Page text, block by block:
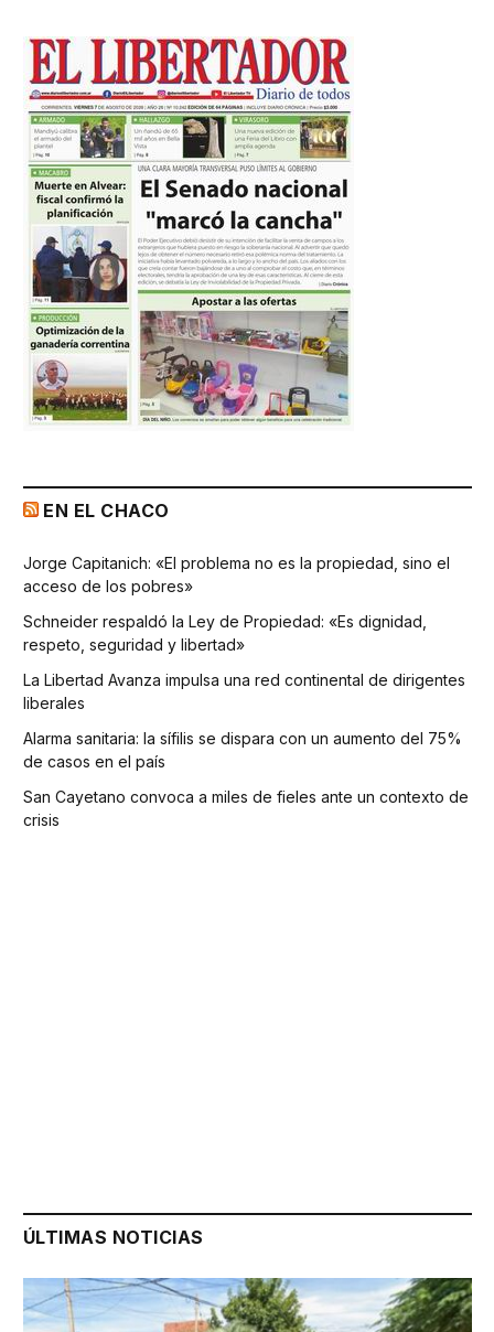
EN EL CHACO
Jorge Capitanich: «El problema no es la propiedad, sino el
acceso de los pobres»
Schneider respaldó la Ley de Propiedad: «Es dignidad,
respeto, seguridad y libertad»
La Libertad Avanza impulsa una red continental de dirigentes
liberales
Alarma sanitaria: la sífilis se dispara con un aumento del 75%
de casos en el país
San Cayetano convoca a miles de fieles ante un contexto de
crisis
ÚLTIMAS NOTICIAS